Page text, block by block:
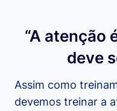
“A atenção
deve
Assim como
devemos treinar a